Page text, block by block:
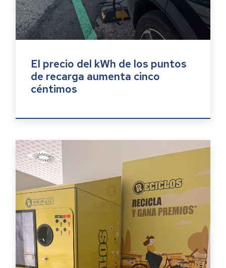
El precio del kWh de los puntos
de recarga aumenta cinco
céntimos